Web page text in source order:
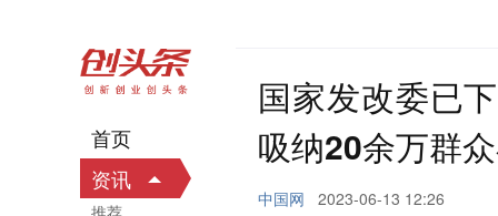
国家发改委已
吸纳20余万群
中国网 2023-06-13 12:26
首页
资讯
推荐